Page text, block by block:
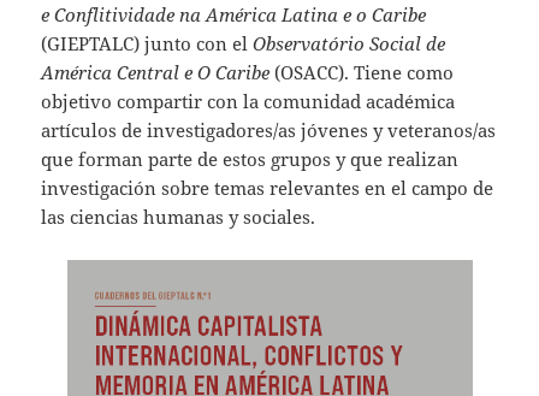
e Conflitividade na América Latina e o Caribe
(GIEPTALC) junto con elObservatório Social de
América Central e O Caribe (OSACC). Tiene como
objetivo compartir con la comunidad académica
artículos de investigadores/as jóvenes y veteranos/as
que forman parte de estos grupos y que realizan
investigación sobre temas relevantes en el campo de
las ciencias humanas y sociales.